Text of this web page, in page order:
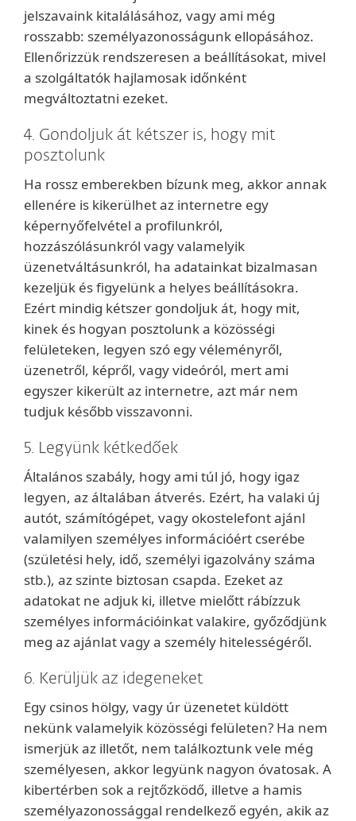
jelszavaink kitalálásához, vagy ami még
rosszabb: személyazonosságunk ellopásához.
Ellenőrizzük rendszeresen a beállításokat, mivel
a szolgáltatók hajlamosak időnként
megváltoztatni ezeket.
4. Gondoljuk át kétszer is, hogy mit
posztolunk
Ha rossz emberekben bízunk meg, akkor annak
ellenére is kikerülhet az internetre egy
képernyőfelvétel a profilunkról,
hozzászólásunkról vagy valamelyik
üzenetváltásunkról, ha adatainkat bizalmasan
kezeljük és figyelünk a helyes beállításokra.
Ezért mindig kétszer gondoljuk át, hogy mit,
kinek és hogyan posztolunk a közösségi
felületeken, legyen szó egy véleményről,
üzenetről, képről, vagy videóról, mert ami
egyszer kikerült az internetre, azt már nem
tudjuk később visszavonni.
5. Legyünk kétkedőek
Általános szabály, hogy ami túl jó, hogy igaz
legyen, az általában átverés. Ezért, ha valaki új
autót, számítógépet, vagy okostelefont ajánl
valamilyen személyes információért cserébe
(születési hely, idő, személyi igazolvány száma
stb.), az szinte biztosan csapda. Ezeket az
adatokat ne adjuk ki, illetve mielőtt rábízzuk
személyes információinkat valakire, győződjünk
meg az ajánlat vagy a személy hitelességéről.
6. Kerüljük az idegeneket
Egy csinos hölgy, vagy úr üzenetet küldött
nekünk valamelyik közösségi felületen? Ha nem
ismerjük az illetőt, nem találkoztunk vele még
személyesen, akkor legyünk nagyon óvatosak. A
kibertérben sok a rejtőzködő, illetve a hamis
személyazonossággal rendelkező egyén, akik az